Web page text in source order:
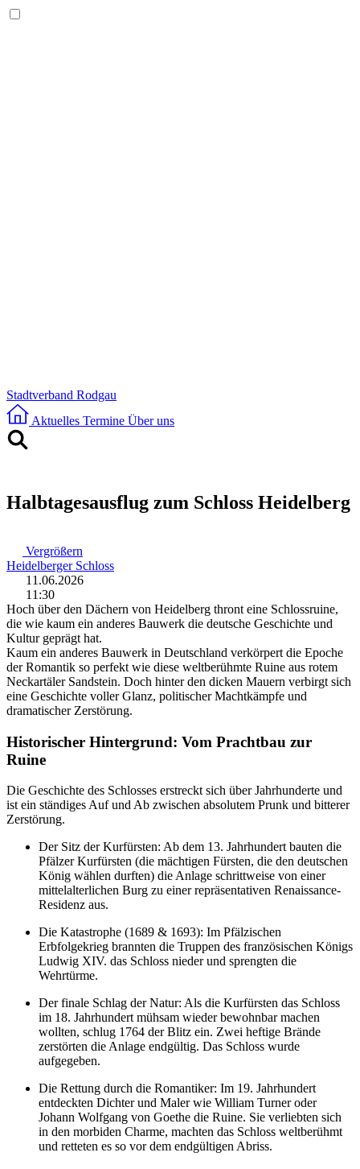
Stadtverband Rodgau
Aktuelles Termine Über uns
Halbtagesausflug zum Schloss Heidelberg
Vergrößern
Heidelberger Schloss
11.06.2026
11:30
Hoch über den Dächern von Heidelberg thront eine Schlossruine,
die wie kaum ein anderes Bauwerk die deutsche Geschichte und
Kultur geprägt hat.
Kaum ein anderes Bauwerk in Deutschland verkörpert die Epoche
der Romantik so perfekt wie diese weltberühmte Ruine aus rotem
Neckartäler Sandstein. Doch hinter den dicken Mauern verbirgt sich
eine Geschichte voller Glanz, politischer Machtkämpfe und
dramatischer Zerstörung.
Historischer Hintergrund: Vom Prachtbau zur
Ruine
Die Geschichte des Schlosses erstreckt sich über Jahrhunderte und
ist ein ständiges Auf und Ab zwischen absolutem Prunk und bitterer
Zerstörung.
Der Sitz der Kurfürsten: Ab dem 13. Jahrhundert bauten die
Pfälzer Kurfürsten (die mächtigen Fürsten, die den deutschen
König wählen durften) die Anlage schrittweise von einer
mittelalterlichen Burg zu einer repräsentativen Renaissance-
Residenz aus.
Die Katastrophe (1689 & 1693): Im Pfälzischen
Erbfolgekrieg brannten die Truppen des französischen Königs
Ludwig XIV. das Schloss nieder und sprengten die
Wehrtürme.
Der finale Schlag der Natur: Als die Kurfürsten das Schloss
im 18. Jahrhundert mühsam wieder bewohnbar machen
wollten, schlug 1764 der Blitz ein. Zwei heftige Brände
zerstörten die Anlage endgültig. Das Schloss wurde
aufgegeben.
Die Rettung durch die Romantiker: Im 19. Jahrhundert
entdeckten Dichter und Maler wie William Turner oder
Johann Wolfgang von Goethe die Ruine. Sie verliebten sich
in den morbiden Charme, machten das Schloss weltberühmt
und retteten es so vor dem endgültigen Abriss.